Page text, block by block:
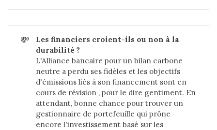
💸
Les financiers croient-ils ou non à la
durabilité ?
L'Alliance bancaire pour un bilan carbone
neutre a perdu ses fidèles et les objectifs
d'émissions liés à son financement sont en
cours de révision , pour le dire gentiment. En
attendant, bonne chance pour trouver un
gestionnaire de portefeuille qui prône
encore l'investissement basé sur les